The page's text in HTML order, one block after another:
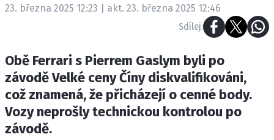
OSOBNÍ ÚDAJE / COOKIES
Provozovatelem serveru F1NEWS.cz je
INCORP MEDIA GROUP s.r.o., IČ: 118 23 054
23. března 2025 12:23 | akt. 23. března 2025 12:46
Sdílej:
Obě Ferrari s Pierrem Gaslym byli po
závodě Velké ceny Číny diskvalifikováni,
což znamená, že přicházejí o cenné body.
Vozy neprošly technickou kontrolou po
závodě.